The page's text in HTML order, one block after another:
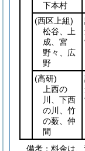
下本村
(西区上組)
松谷、上
成、宮
野々、広
野
(高研)
上西の
川、下西
の川、竹
の薮、仲
間
備考：料金は、